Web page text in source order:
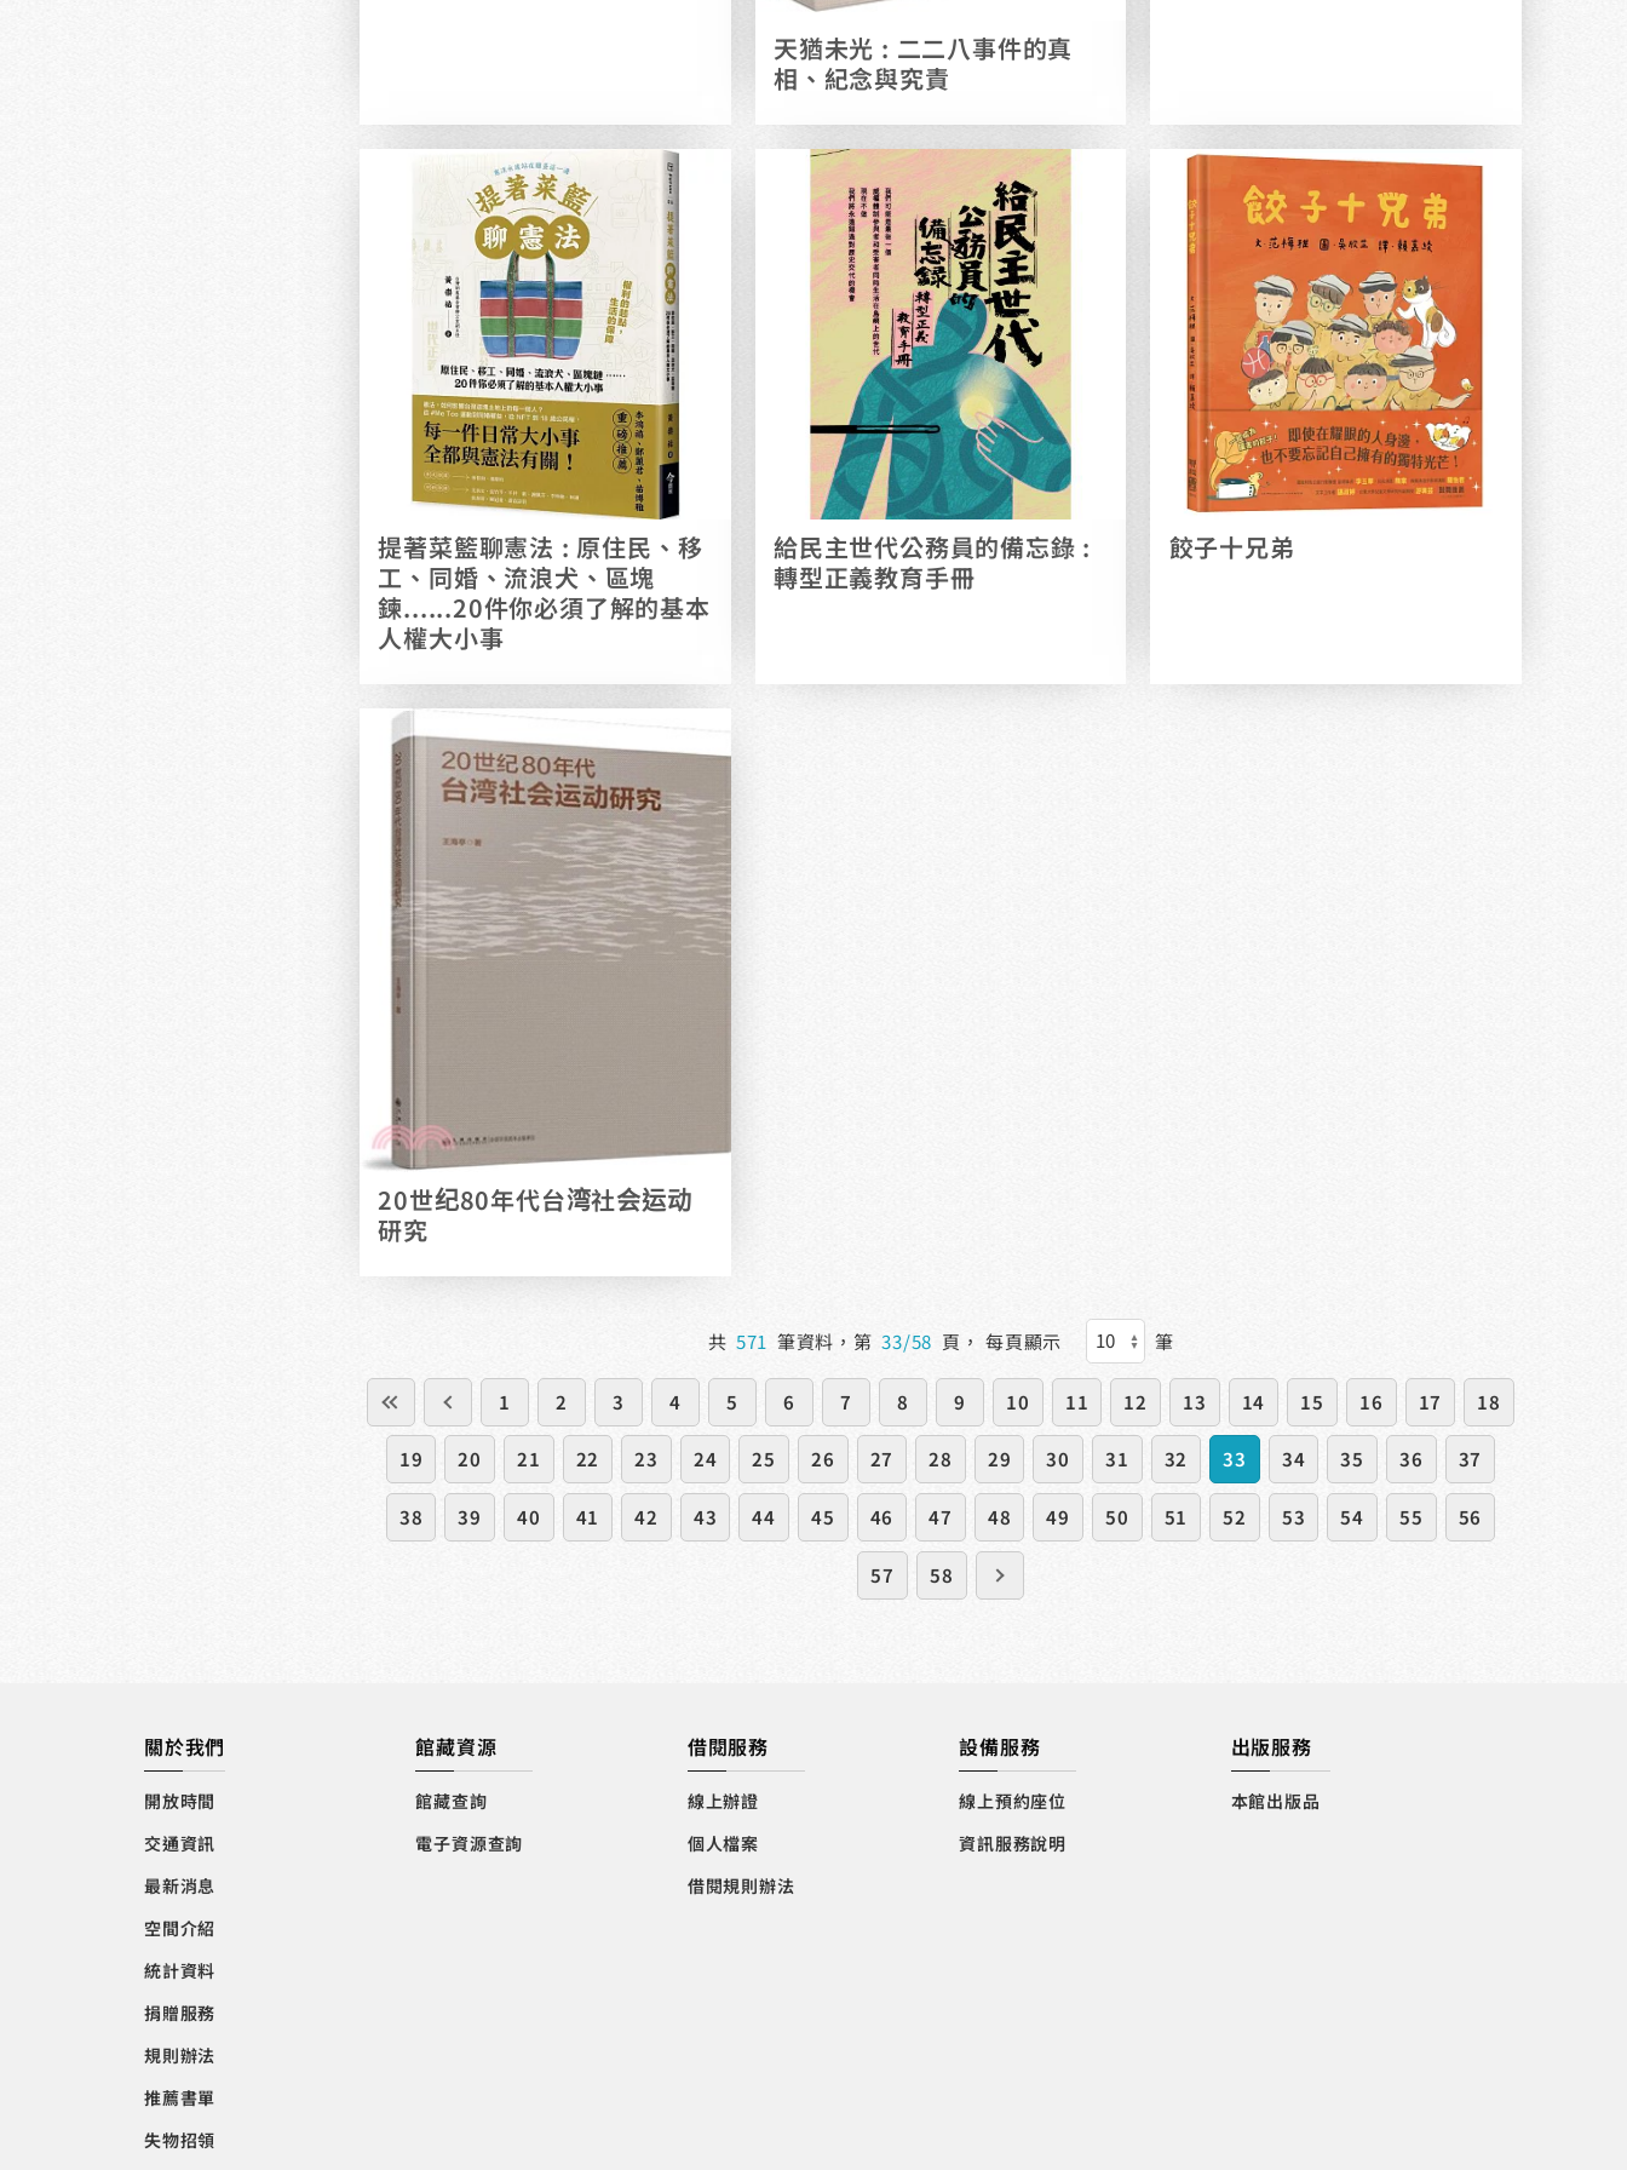
天猶未光 : 二二八事件的真
相、紀念與究責
提著菜籃聊憲法 : 原住民、移
工、同婚、流浪犬、區塊
鍊......20件你必須了解的基本
人權大小事
給民主世代公務員的備忘錄 :
轉型正義教育手冊
餃子十兄弟
20世纪80年代台湾社会运动
研究
共 571 筆資料，第 33/58 頁， 每頁顯示 筆
1 2 3 4 5 6 7 8 9 10 11 12 13 14 15 16 17 18
19 20 21 22 23 24 25 26 27 28 29 30 31 32 33 34 35 36 37
38 39 40 41 42 43 44 45 46 47 48 49 50 51 52 53 54 55 56
57 58
關於我們
開放時間
交通資訊
最新消息
空間介紹
統計資料
捐贈服務
規則辦法
推薦書單
失物招領
館藏資源
館藏查詢
電子資源查詢
借閱服務
線上辦證
個人檔案
借閱規則辦法
設備服務
線上預約座位
資訊服務說明
出版服務
本館出版品